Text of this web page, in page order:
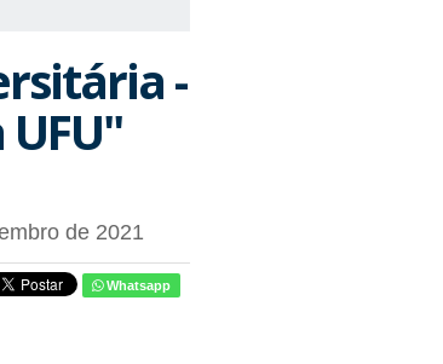
-
de 2021
Whatsapp